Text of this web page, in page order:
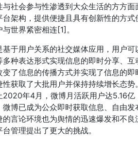
与社会参与性渗透到大众生活的方方
台架构，提供便捷且具有创新性的方
世界紧密相连[1]。
基于用户关系的社交媒体应用，用户
多种表达形式实现信息的即时分享、
变了信息的传播方式并实现了信息的
性获取了大批用户并保持持续增长态
2020年4月，微博月活跃用户达5.16
微博已成为公众即时获取信息、自由
的言论环境也为舆情的迅速爆发和不
管理提出了更大的挑战。